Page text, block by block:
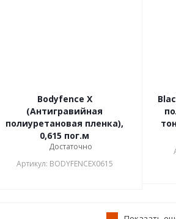
Bodyfence X
(Антигравийная
полиуретановая пленка),
0,615 пог.м
Достаточно
Артикул: BODYFENCEX0615